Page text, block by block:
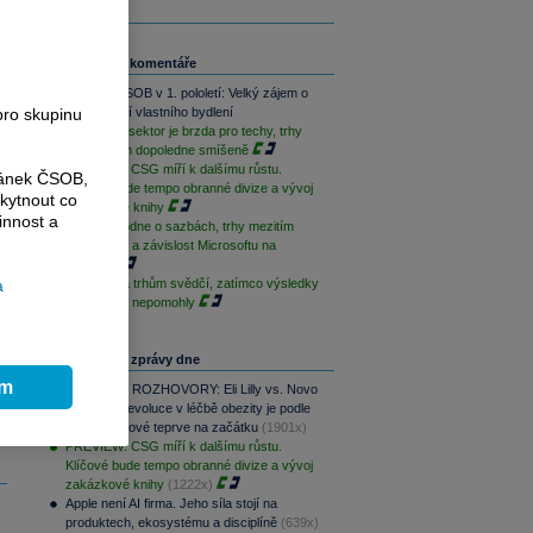
Související komentáře
Skupina ČSOB v 1. pololetí: Velký zájem o
financování vlastního bydlení
Paměťový sektor je brzda pro techy, trhy
jsou na tom dopoledne smíšeně
PREVIEW: CSG míří k dalšímu růstu.
Klíčové bude tempo obranné divize a vývoj
zakázkové knihy
ČNB rozhodne o sazbách, trhy mezitím
sledují Írán a závislost Microsoftu na
Geopolitika trhům svědčí, zatímco výsledky
sentimentu nepomohly
Nejčtenější zprávy dne
PODCAST ROZHOVORY: Eli Lilly vs. Novo
Nordisk. Revoluce v léčbě obezity je podle
MUDr. Kunové teprve na začátku (1901x)
PREVIEW: CSG míří k dalšímu růstu.
Klíčové bude tempo obranné divize a vývoj
zakázkové knihy (1222x)
Apple není AI firma. Jeho síla stojí na
produktech, ekosystému a disciplíně (639x)
skupinu
ČSOB,
co
a